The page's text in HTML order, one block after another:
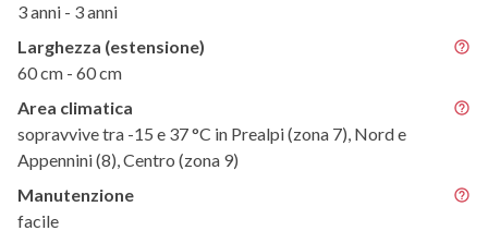
3 anni - 3 anni
Larghezza (estensione)
60 cm - 60 cm
Area climatica
sopravvive tra -15 e 37 °C in Prealpi (zona 7), Nord e
Appennini (8), Centro (zona 9)
Manutenzione
facile